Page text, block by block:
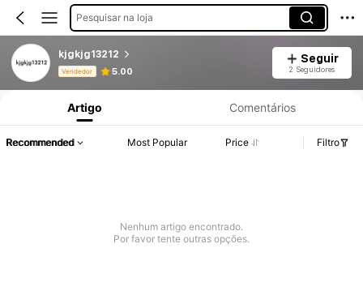
Pesquisar na loja
kjgkjg13212
Vendedor 5.00
Seguir
2 Seguidores
Informações do Produto: Divulgação de Preço, Vendas e Detalhes de Stock.
Artigo Comentários
Recommended Most Popular Price Filtro
Nenhum artigo encontrado.
Por favor tente outras opções.